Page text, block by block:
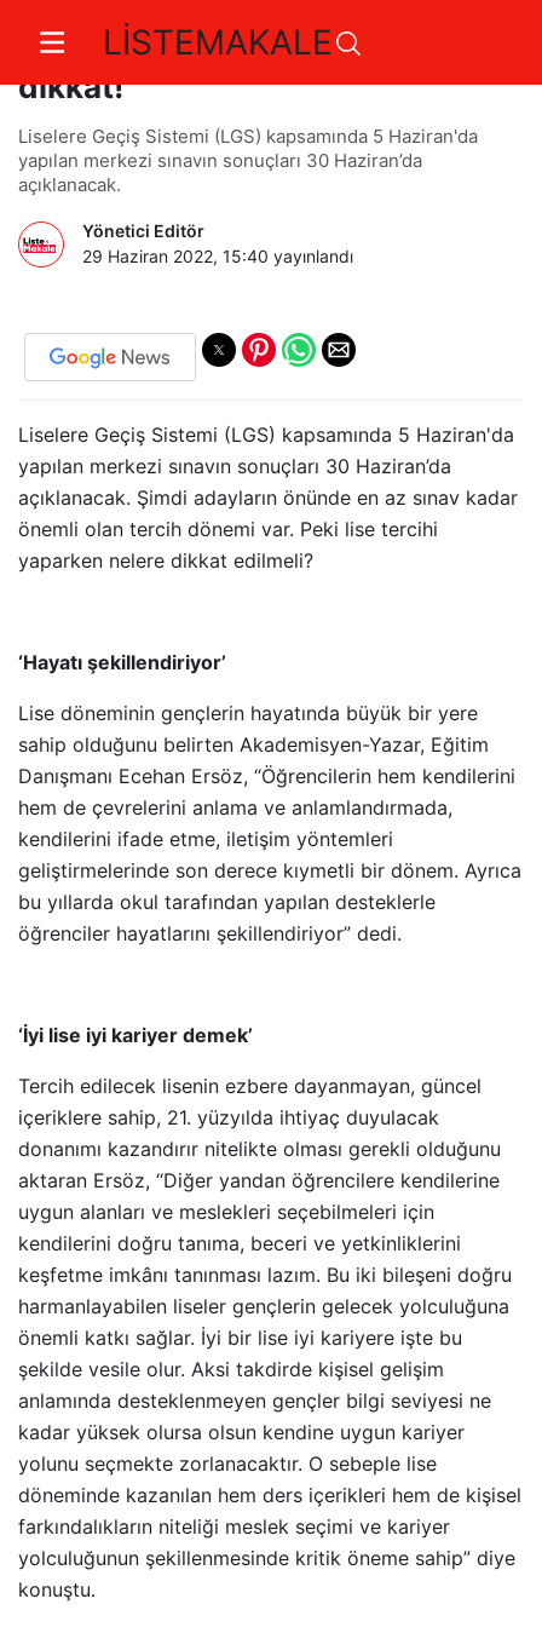
LİSTEMAKALE
Lise tercihi yaparken bunlara
dikkat!
Liselere Geçiş Sistemi (LGS) kapsamında 5 Haziran'da
yapılan merkezi sınavın sonuçları 30 Haziran’da
açıklanacak.
Yönetici Editör
29 Haziran 2022, 15:40 yayınlandı
Liselere Geçiş Sistemi (LGS) kapsamında 5 Haziran'da
yapılan merkezi sınavın sonuçları 30 Haziran’da
açıklanacak. Şimdi adayların önünde en az sınav kadar
önemli olan tercih dönemi var. Peki lise tercihi
yaparken nelere dikkat edilmeli?
‘Hayatı şekillendiriyor’
Lise döneminin gençlerin hayatında büyük bir yere
sahip olduğunu belirten Akademisyen-Yazar, Eğitim
Danışmanı Ecehan Ersöz, “Öğrencilerin hem kendilerini
hem de çevrelerini anlama ve anlamlandırmada,
kendilerini ifade etme, iletişim yöntemleri
geliştirmelerinde son derece kıymetli bir dönem. Ayrıca
bu yıllarda okul tarafından yapılan desteklerle
öğrenciler hayatlarını şekillendiriyor” dedi.
‘İyi lise iyi kariyer demek’
Tercih edilecek lisenin ezbere dayanmayan, güncel
içeriklere sahip, 21. yüzyılda ihtiyaç duyulacak
donanımı kazandırır nitelikte olması gerekli olduğunu
aktaran Ersöz, “Diğer yandan öğrencilere kendilerine
uygun alanları ve meslekleri seçebilmeleri için
kendilerini doğru tanıma, beceri ve yetkinliklerini
keşfetme imkânı tanınması lazım. Bu iki bileşeni doğru
harmanlayabilen liseler gençlerin gelecek yolculuğuna
önemli katkı sağlar. İyi bir lise iyi kariyere işte bu
şekilde vesile olur. Aksi takdirde kişisel gelişim
anlamında desteklenmeyen gençler bilgi seviyesi ne
kadar yüksek olursa olsun kendine uygun kariyer
yolunu seçmekte zorlanacaktır. O sebeple lise
döneminde kazanılan hem ders içerikleri hem de kişisel
farkındalıkların niteliği meslek seçimi ve kariyer
yolculuğunun şekillenmesinde kritik öneme sahip” diye
konuştu.